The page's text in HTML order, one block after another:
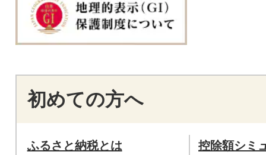
初めての方へ
ふるさと納税とは 控除額シミ